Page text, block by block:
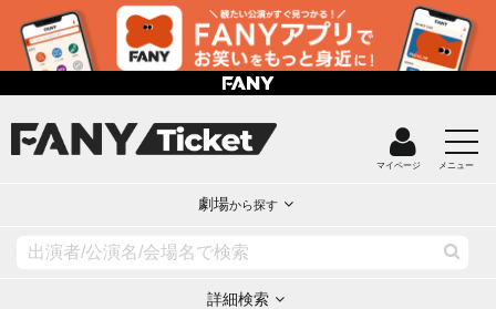
マイページ メニュー
劇場から探す
詳細検索